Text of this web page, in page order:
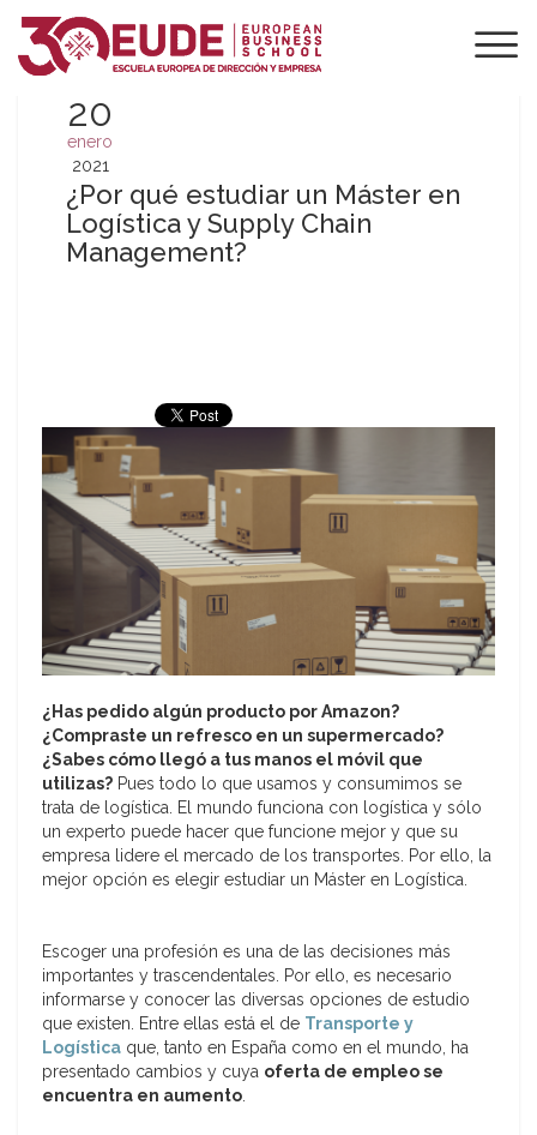
20
enero
2021
¿Por qué estudiar un Máster en
Logística y Supply Chain
Management?
¿Has pedido algún producto por Amazon?
¿Compraste un refresco en un supermercado?
¿Sabes cómo llegó a tus manos el móvil que
utilizas? Pues todo lo que usamos y consumimos se
trata de logística. El mundo funciona con logística y sólo
un experto puede hacer que funcione mejor y que su
empresa lidere el mercado de los transportes. Por ello, la
mejor opción es elegir estudiar un Máster en Logística.
Escoger una profesión es una de las decisiones más
importantes y trascendentales. Por ello, es necesario
informarse y conocer las diversas opciones de estudio
que existen. Entre ellas está el de Transporte y
Logística que, tanto en España como en el mundo, ha
presentado cambios y cuya oferta de empleo se
encuentra en aumento.